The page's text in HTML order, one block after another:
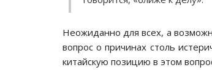
Неожиданно для всех, а
вопрос о причинах столь
китайскую позицию в этом